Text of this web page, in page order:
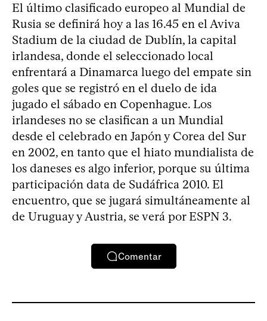
El último clasificado europeo al Mundial de
Rusia se definirá hoy a las 16.45 en el Aviva
Stadium de la ciudad de Dublín, la capital
irlandesa, donde el seleccionado local
enfrentará a Dinamarca luego del empate sin
goles que se registró en el duelo de ida
jugado el sábado en Copenhague. Los
irlandeses no se clasifican a un Mundial
desde el celebrado en Japón y Corea del Sur
en 2002, en tanto que el hiato mundialista de
los daneses es algo inferior, porque su última
participación data de Sudáfrica 2010. El
encuentro, que se jugará simultáneamente al
de Uruguay y Austria, se verá por ESPN 3.
Comentar